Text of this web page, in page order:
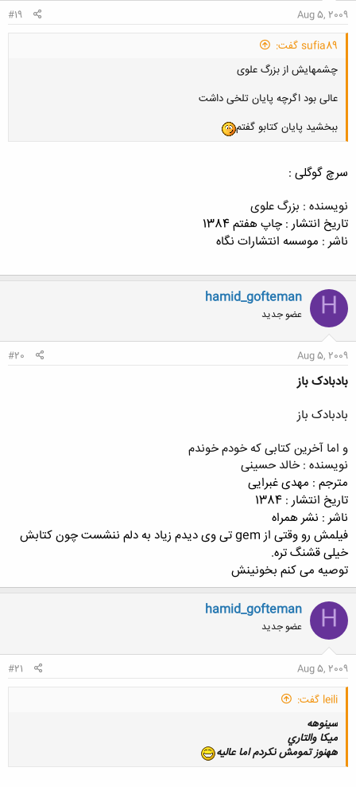
Aug 5, 2009
#19
sufia89 گفت:
چشمهایش از بزرگ علوی
عالی بود اگرچه پایان تلخی داشت
ببخشید پایان کتابو گفتم
سرچ گوگلی :
نویسنده : بزرگ علوی
تاریخ انتشار : چاپ هفتم 1384
ناشر : موسسه انتشارات نگاه
H
hamid_gofteman
عضو جدید
Aug 5, 2009
#20
بادبادک باز
بادبادک باز
و اما آخرین کتابی که خودم خوندم
نویسنده : خالد حسینی
مترجم : مهدی غبرایی
تاریخ انتشار : 1384
ناشر : نشر همراه
فیلمش رو وقتی از gem تی وی دیدم زیاد به دلم ننشست چون کتابش
خیلی قشنگ تره.
توصیه می کنم بخونینش
H
hamid_gofteman
عضو جدید
Aug 5, 2009
#21
leili گفت:
سينوهه
ميكا والتاري
ههنوز تمومش نكردم اما عاليه